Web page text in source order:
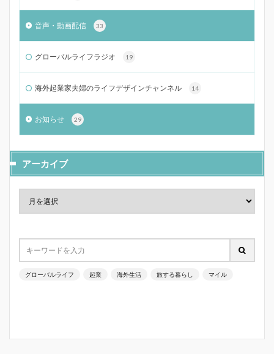
音声・動画配信 33
グローバルライフラジオ 19
海外起業家夫婦のライフデザインチャンネル 14
お知らせ 29
アーカイブ
グローバルライフ 起業 海外生活 旅する暮らし マイル